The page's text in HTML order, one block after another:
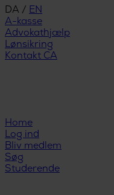
DA / EN
A-kasse
Advokathjælp
Lønsikring
Kontakt CA
Home
Log ind
Bliv medlem
Søg
Studerende